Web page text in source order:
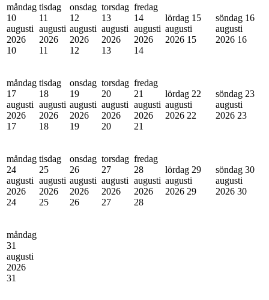
måndag
10
augusti
2026
10
tisdag
11
augusti
2026
11
onsdag
12
augusti
2026
12
torsdag
13
augusti
2026
13
fredag
14
augusti
2026
14
lördag 15
augusti
2026 15
söndag 16
augusti
2026 16
måndag
17
augusti
2026
17
tisdag
18
augusti
2026
18
onsdag
19
augusti
2026
19
torsdag
20
augusti
2026
20
fredag
21
augusti
2026
21
lördag 22
augusti
2026 22
söndag 23
augusti
2026 23
måndag
24
augusti
2026
24
tisdag
25
augusti
2026
25
onsdag
26
augusti
2026
26
torsdag
27
augusti
2026
27
fredag
28
augusti
2026
28
lördag 29
augusti
2026 29
söndag 30
augusti
2026 30
måndag
31
augusti
2026
31